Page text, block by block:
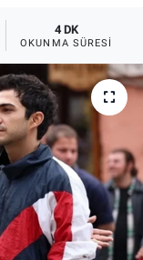
4 DK
OKUNMA SÜRESI